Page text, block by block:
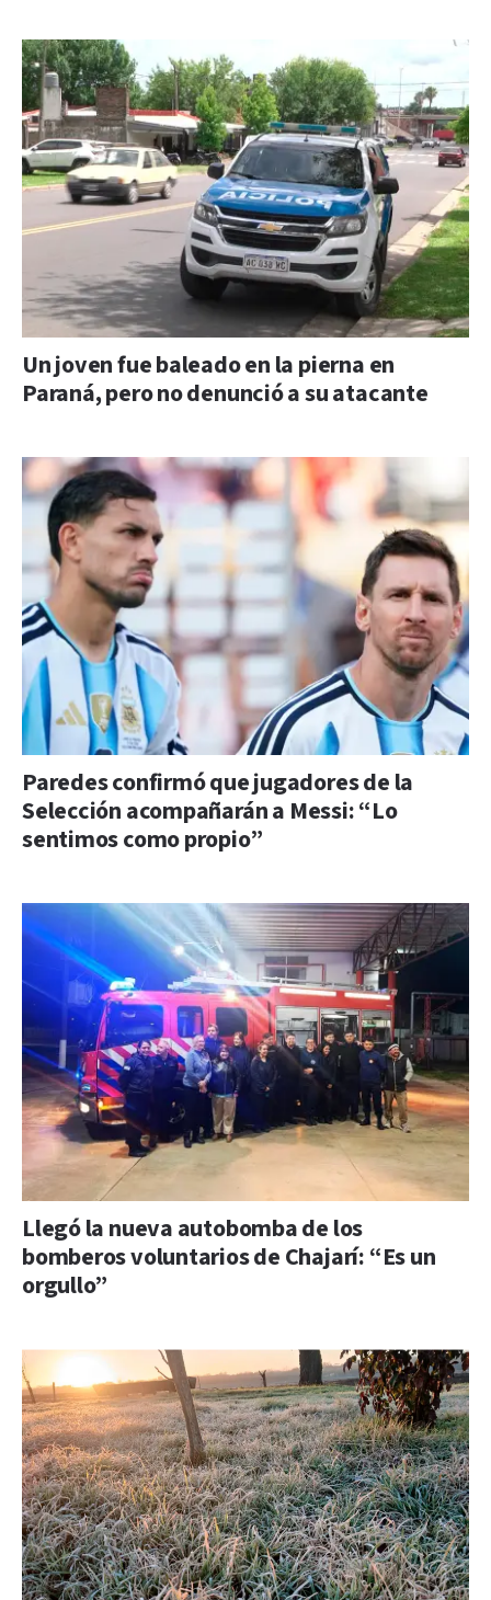
Un joven fue baleado en la pierna en
Paraná, pero no denunció a su atacante
Paredes confirmó que jugadores de la
Selección acompañarán a Messi: “Lo
sentimos como propio”
Llegó la nueva autobomba de los
bomberos voluntarios de Chajarí: “Es un
orgullo”